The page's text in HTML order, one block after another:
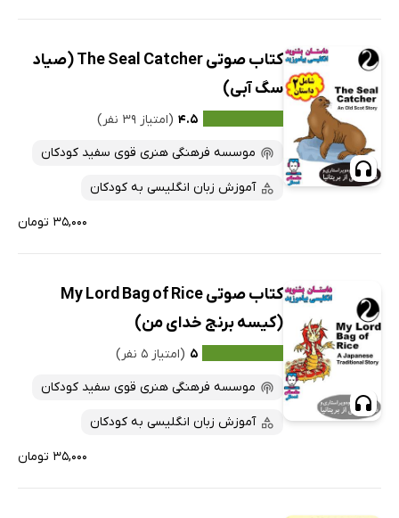
کتاب صوتی The Seal Catcher (صیاد
سگ آبی)
۴.۵ (امتیاز ۳۹ نفر)
موسسه فرهنگی هنری قوی سفید کودکان
آموزش زبان انگلیسی به کودکان
۳۵,۰۰۰ تومان
کتاب صوتی My Lord Bag of Rice
(کیسه برنج خدای من)
۵ (امتیاز ۵ نفر)
موسسه فرهنگی هنری قوی سفید کودکان
آموزش زبان انگلیسی به کودکان
۳۵,۰۰۰ تومان